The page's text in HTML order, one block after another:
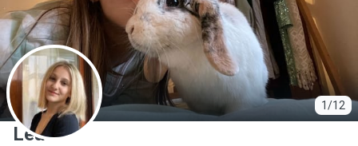
1/12
L
Léa